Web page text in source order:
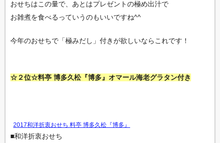
おせちはこの量で、あとはプレゼントの極め出汁で
お雑煮を食べるっていうのもいいですね^^
今年のおせちで「極みだし」付きが欲しいならこれです！
☆２位☆料亭 博多久松『博多』オマール海老グラタン付き
2017和洋折衷おせち 料亭 博多久松『博多』
■和洋折衷おせち